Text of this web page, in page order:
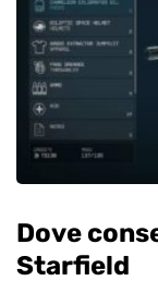
Dove
Starfield